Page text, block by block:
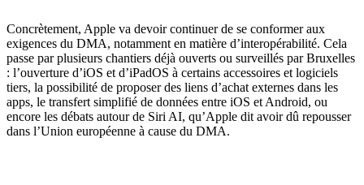
Concrètement, Apple va devoir continuer de se conformer aux
exigences du DMA, notamment en matière d’interopérabilité. Cela
passe par plusieurs chantiers déjà ouverts ou surveillés par Bruxelles
: l’ouverture d’iOS et d’iPadOS à certains accessoires et logiciels
tiers, la possibilité de proposer des liens d’achat externes dans les
apps, le transfert simplifié de données entre iOS et Android, ou
encore les débats autour de Siri AI, qu’Apple dit avoir dû repousser
dans l’Union européenne à cause du DMA.